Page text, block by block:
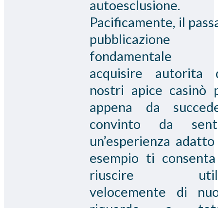
autoesclusione.
Pacificamente, il
pubblicazione
acquisire autorita
nostri apice casinò
appena da
convinto da
un’esperienza
esempio ti
riuscire
velocemente di